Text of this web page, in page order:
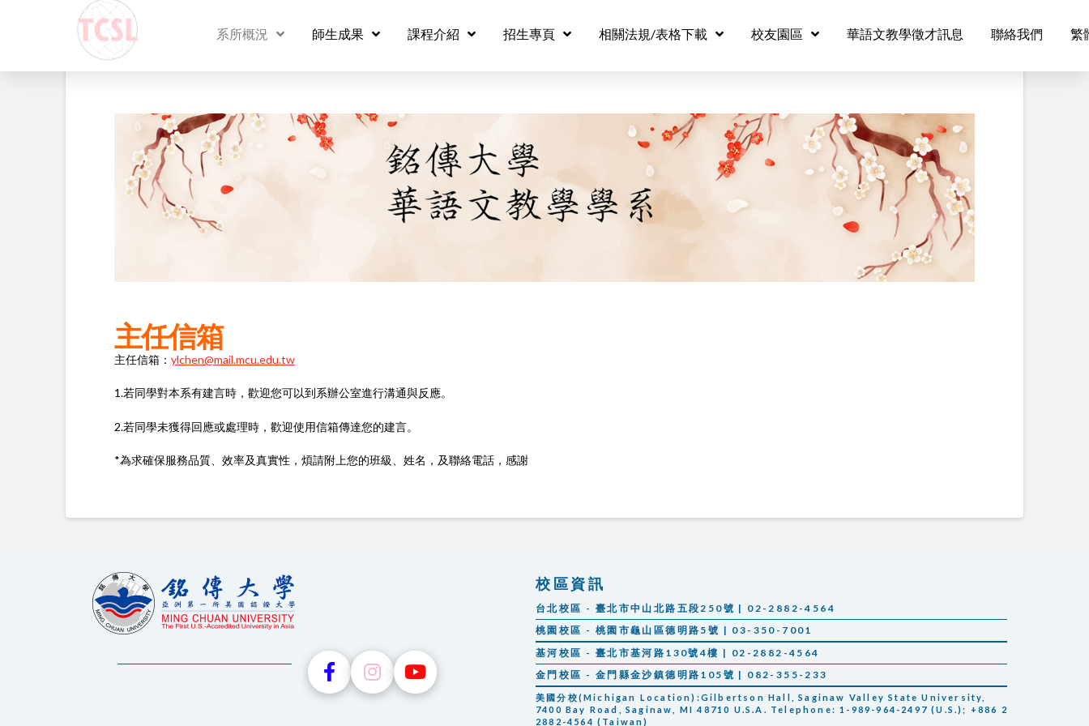
系所概況 師生成果 課程介紹 招生專頁 相關法規/表格下載 校友園區 華語文教學徵才訊息 聯絡我們 繁
主任信箱
主任信箱： ylchen@mail.mcu.edu.tw
1.若同學對本系有建言時，歡迎您可以到系辦公室進行溝通與反應。
2.若同學未獲得回應或處理時，歡迎使用信箱傳達您的建言。
*為求確保服務品質、效率及真實性，煩請附上您的班級、姓名，及聯絡電話，感謝
校區資訊
台北校區 - 臺北市中山北路五段250號 | 02-2882-4564
桃園校區 - 桃園市龜山區德明路5號 | 03-350-7001
基河校區 - 臺北市基河路130號4樓 | 02-2882-4564
金門校區 - 金門縣金沙鎮德明路105號 | 082-355-233
美國分校(Michigan Location):Gilbertson Hall, Saginaw Valley State University,
7400 Bay Road, Saginaw, MI 48710 U.S.A. Telephone: 1-989-964-2497 (U.S.); +886 2
2882-4564 (Taiwan)